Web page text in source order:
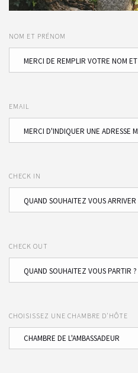
NOM ET PRÉNOM
EMAIL
CHECK IN
CHECK OUT
CHOISISSEZ UNE CHAMBRE D'HÔTE